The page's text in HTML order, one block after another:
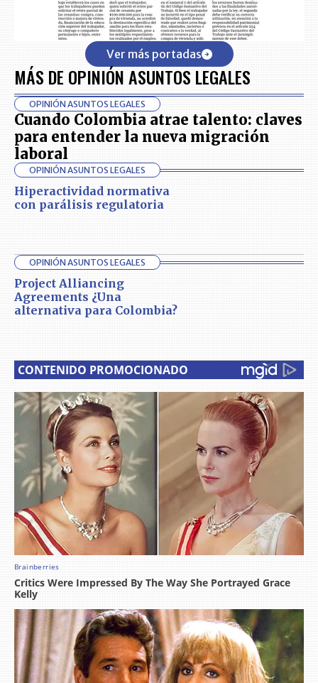
Ver más portadas
MÁS DE OPINIÓN ASUNTOS LEGALES
OPINIÓN ASUNTOS LEGALES
Cuando Colombia atrae talento: claves
para entender la nueva migración
laboral
OPINIÓN ASUNTOS LEGALES
Hiperactividad normativa
con parálisis regulatoria
OPINIÓN ASUNTOS LEGALES
Project Alliancing
Agreements ¿Una
alternativa para Colombia?